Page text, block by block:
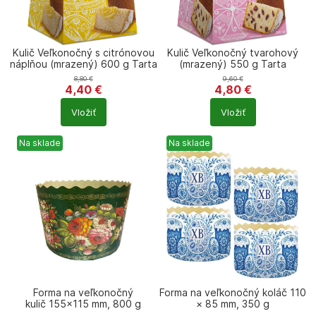
Kulič Veľkonočný s citrónovou
náplňou (mrazený) 600 g Tarta
4,40 €
8,80€
Počet
produktů
Vložiť
Kulič Veľkonočný tvarohový
(mrazený) 550 g Tarta
4,80 €
9,60€
Počet
produktů
Vložiť
Na sklade
Forma na veľkonočný
kulič 155×115 mm, 800 g
Na sklade
Forma na veľkonočný koláč 110
× 85 mm, 350 g